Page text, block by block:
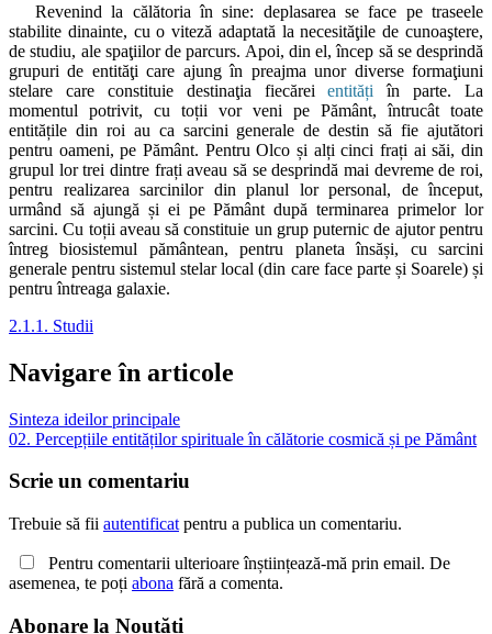
Revenind la călătoria în sine: deplasarea se face pe traseele
stabilite dinainte, cu o viteză adaptată la necesităţile de cunoaştere,
de studiu, ale spaţiilor de parcurs. Apoi, din el, încep să se desprindă
grupuri de entităţi care ajung în preajma unor diverse formaţiuni
stelare care constituie destinaţia fiecăreientități în parte. La
momentul potrivit, cu toții vor veni pe Pământ, întrucât toate
entitățile din roi au ca sarcini generale de destin să fie ajutători
pentru oameni, pe Pământ. Pentru Olco și alți cinci frați ai săi, din
grupul lor trei dintre frați aveau să se desprindă mai devreme de roi,
pentru realizarea sarcinilor din planul lor personal, de început,
urmând să ajungă și ei pe Pământ după terminarea primelor lor
sarcini. Cu toții aveau să constituie un grup puternic de ajutor pentru
întreg biosistemul pământean, pentru planeta însăși, cu sarcini
generale pentru sistemul stelar local (din care face parte și Soarele) și
pentru întreaga galaxie.
2.1.1. Studii
Navigare în articole
Sinteza ideilor principale
02. Percepțiile entităților spirituale în călătorie cosmică și pe Pământ
Scrie un comentariu
Trebuie să fii autentificat pentru a publica un comentariu.
Pentru comentarii ulterioare înștiințează-mă prin email. De
asemenea, te poți abona fără a comenta.
Abonare la Noutăți